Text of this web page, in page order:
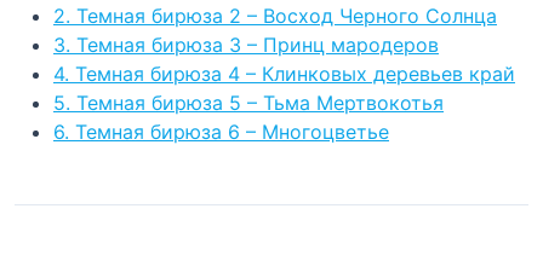
2. Темная бирюза 2 – Восход Черного Солнца
3. Темная бирюза 3 – Принц мародеров
4. Темная бирюза 4 – Клинковых деревьев край
5. Темная бирюза 5 – Тьма Мертвокотья
6. Темная бирюза 6 – Многоцветье